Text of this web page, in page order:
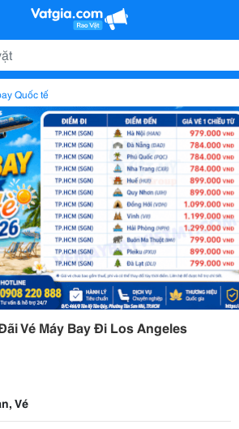
Quốc tế
Vé Máy Bay Đi Los Angeles
Vé